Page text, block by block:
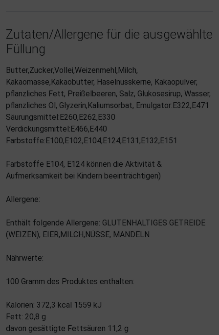
Zutaten/Allergene für die ausgewählte
Füllung
Butter,Zucker,Vollei,Weizenmehl,Milch,
Kakaomasse,Kakaobutter, Haselnusskerne, Kakaopulver,
pflanzliches Fett, Preißelbeeren, Salz, Glukosesirup, Wasser,
pflanzliches Öl, Glyzerin,Kaliumsorbat, Emulgator:E322,E471
Säurungsmittel:E260,E262,E330
Verdickungsmittel:E466,E440
Farbstoffe:E100,E102,E104,E124,E131,E132,E151
Farbstoffe E104, E124 können die Aktivität &
Aufmerksamkeit bei Kindern beeinträchtigen)
Allergene:
Enthält folgende Allergene: GLUTENHALTIGES GETREIDE
(WEIZEN), EIER,MILCH,NÜSSE, MANDELN
Nährwerte:
100 Gramm des Produktes enthalten:
Kalorien: 372,3 kcal 1559 kJ
Fett: 20,8 g
davon gesättigte Fettsäuren 11,2 g